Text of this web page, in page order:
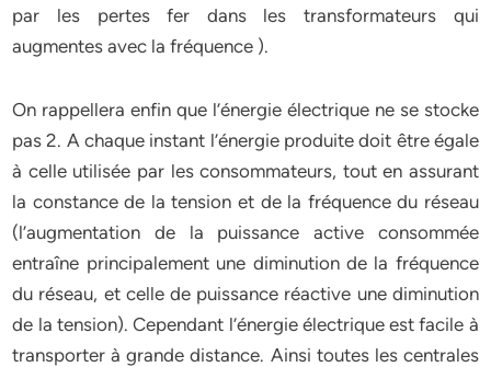
par les pertes fer dans les transformateurs qui
augmentes avec la fréquence ).
On rappellera enfin que l’énergie électrique ne se stocke
pas 2. A chaque instant l’énergie produite doit être égale
à celle utilisée par les consommateurs, tout en assurant
la constance de la tension et de la fréquence du réseau
(l’augmentation de la puissance active consommée
entraîne principalement une diminution de la fréquence
du réseau, et celle de puissance réactive une diminution
de la tension). Cependant l’énergie électrique est facile à
transporter à grande distance. Ainsi toutes les centrales